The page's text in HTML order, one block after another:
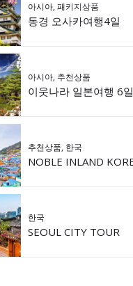
아시아,패키지상품
동경 오사카여행4일
아시아, 추천상품
이웃나라 일본여행 6일
추천상품, 한국
한국
SEOUL CITY TOUR